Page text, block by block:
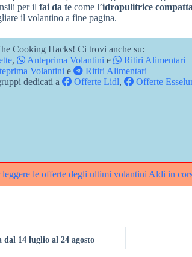
per il fai da te come l’idropulitrice compatta
il volantino a fine pagina.
Cooking Hacks! Ci trovi anche su:
, Anteprima Volantini e
Ritiri Alimentari
Volantini e
Ritiri Alimentari
dedicati a Offerte Lidl, Offerte
le offerte degli ultimi volantini Aldi in
dal 14 luglio al 24 agosto